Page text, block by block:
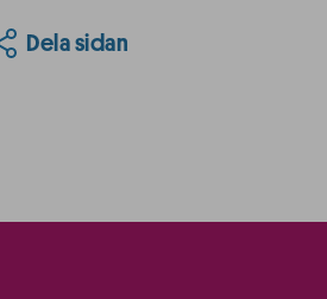
Dela sidan